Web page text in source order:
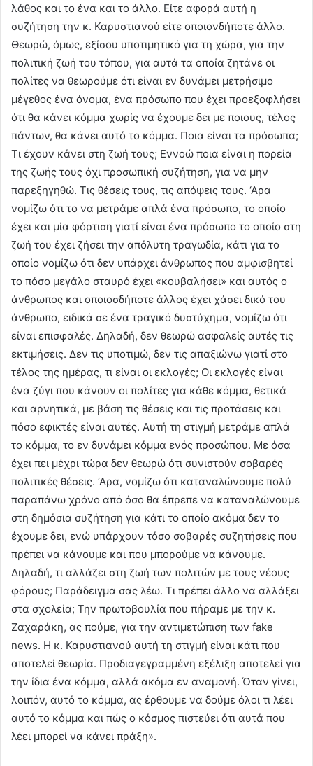
λάθος και το ένα και το άλλο. Είτε αφορά αυτή η
συζήτηση την κ. Καρυστιανού είτε οποιονδήποτε άλλο.
Θεωρώ, όμως, εξίσου υποτιμητικό για τη χώρα, για την
πολιτική ζωή του τόπου, για αυτά τα οποία ζητάνε οι
πολίτες να θεωρούμε ότι είναι εν δυνάμει μετρήσιμο
μέγεθος ένα όνομα, ένα πρόσωπο που έχει προεξοφλήσει
ότι θα κάνει κόμμα χωρίς να έχουμε δει με ποιους, τέλος
πάντων, θα κάνει αυτό το κόμμα. Ποια είναι τα πρόσωπα;
Τι έχουν κάνει στη ζωή τους; Εννοώ ποια είναι η πορεία
της ζωής τους όχι προσωπική συζήτηση, για να μην
παρεξηγηθώ. Τις θέσεις τους, τις απόψεις τους. ‘Αρα
νομίζω ότι το να μετράμε απλά ένα πρόσωπο, το οποίο
έχει και μία φόρτιση γιατί είναι ένα πρόσωπο το οποίο στη
ζωή του έχει ζήσει την απόλυτη τραγωδία, κάτι για το
οποίο νομίζω ότι δεν υπάρχει άνθρωπος που αμφισβητεί
το πόσο μεγάλο σταυρό έχει «κουβαλήσει» και αυτός ο
άνθρωπος και οποιοσδήποτε άλλος έχει χάσει δικό του
άνθρωπο, ειδικά σε ένα τραγικό δυστύχημα, νομίζω ότι
είναι επισφαλές. Δηλαδή, δεν θεωρώ ασφαλείς αυτές τις
εκτιμήσεις. Δεν τις υποτιμώ, δεν τις απαξιώνω γιατί στο
τέλος της ημέρας, τι είναι οι εκλογές; Οι εκλογές είναι
ένα ζύγι που κάνουν οι πολίτες για κάθε κόμμα, θετικά
και αρνητικά, με βάση τις θέσεις και τις προτάσεις και
πόσο εφικτές είναι αυτές. Αυτή τη στιγμή μετράμε απλά
το κόμμα, το εν δυνάμει κόμμα ενός προσώπου. Με όσα
έχει πει μέχρι τώρα δεν θεωρώ ότι συνιστούν σοβαρές
πολιτικές θέσεις. ‘Αρα, νομίζω ότι καταναλώνουμε πολύ
παραπάνω χρόνο από όσο θα έπρεπε να καταναλώνουμε
στη δημόσια συζήτηση για κάτι το οποίο ακόμα δεν το
έχουμε δει, ενώ υπάρχουν τόσο σοβαρές συζητήσεις που
πρέπει να κάνουμε και που μπορούμε να κάνουμε.
Δηλαδή, τι αλλάζει στη ζωή των πολιτών με τους νέους
φόρους; Παράδειγμα σας λέω. Τι πρέπει άλλο να αλλάξει
στα σχολεία; Την πρωτοβουλία που πήραμε με την κ.
Ζαχαράκη, ας πούμε, για την αντιμετώπιση των fake
news. Η κ. Καρυστιανού αυτή τη στιγμή είναι κάτι που
αποτελεί θεωρία. Προδιαγεγραμμένη εξέλιξη αποτελεί για
την ίδια ένα κόμμα, αλλά ακόμα εν αναμονή. Όταν γίνει,
λοιπόν, αυτό το κόμμα, ας έρθουμε να δούμε όλοι τι λέει
αυτό το κόμμα και πώς ο κόσμος πιστεύει ότι αυτά που
λέει μπορεί να κάνει πράξη».